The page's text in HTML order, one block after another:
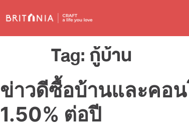
Tag:กู้บ้าน
ข่าวดีซื้อบ้านและคอน
1.50% ต่อปี